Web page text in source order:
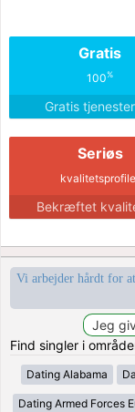
Gratis
100%
Gratis tjenester
Seriøs
Bekræftet
Vi arbejder hårdt for
Find singler i
Dating Alabama
Dating Armed Forces